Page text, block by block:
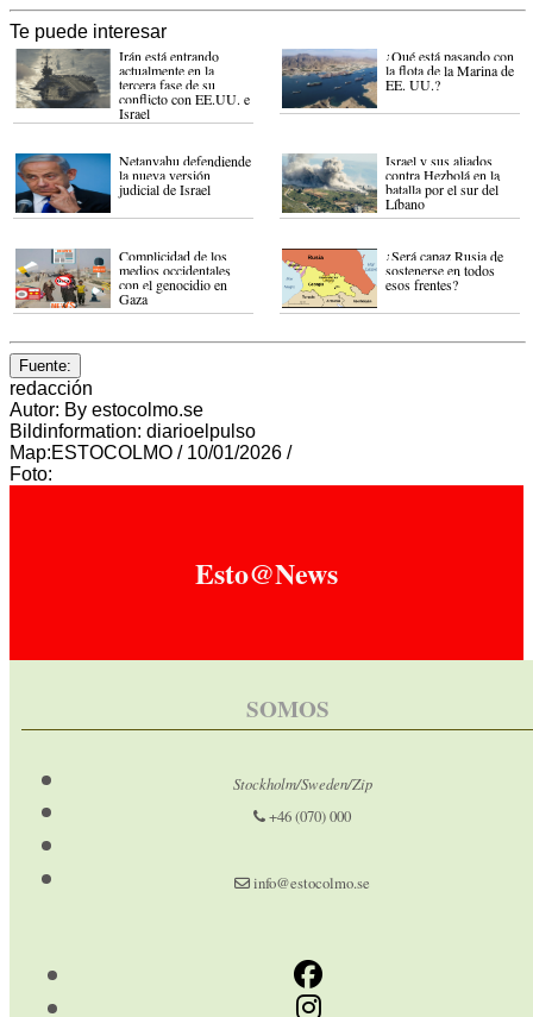
Te puede interesar
Irán está entrando
actualmente en la
tercera fase de su
conflicto con EE.UU. e
Israel
¿Qué está pasando con
la flota de la Marina de
EE. UU.?
Netanyahu defendiende
la nueva versión
judicial de Israel
Israel y sus aliados
contra Hezbolá en la
batalla por el sur del
Líbano
Complicidad de los
medios occidentales
con el genocidio en
Gaza
¿Será capaz Rusia de
sostenerse en todos
esos frentes?
Fuente:
redacción
Autor: By estocolmo.se
Bildinformation: diarioelpulso
Map:ESTOCOLMO / 10/01/2026 /
Foto:
Esto@News
SOMOS
Stockholm/Sweden/Zip
+46 (070) 000
info@estocolmo.se